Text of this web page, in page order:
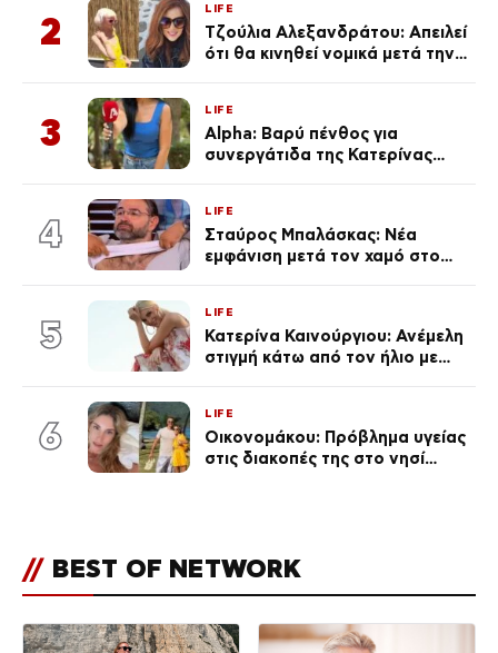
2
LIFE
Τζούλια Αλεξανδράτου: Απειλεί
ότι θα κινηθεί νομικά μετά την
3
LIFE
Alpha: Βαρύ πένθος για
συνεργάτιδα της Κατερίνας
του Θεού»
4
LIFE
Σταύρος Μπαλάσκας: Νέα
εμφάνιση μετά τον χαμό στο
5
LIFE
Κατερίνα Καινούργιου: Ανέμελη
στιγμή κάτω από τον ήλιο με
6
LIFE
Οικονομάκου: Πρόβλημα υγείας
στις διακοπές της στο νησί
// BEST OF NETWORK